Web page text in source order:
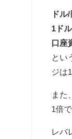
ドル/
1ド
口座
とい
ジは
また
1倍で
レバ